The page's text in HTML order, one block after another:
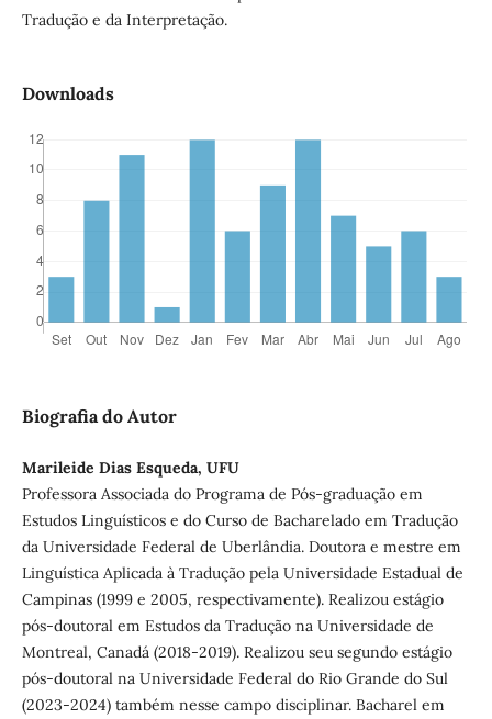
Tradução e da Interpretação.
Downloads
Biografia do Autor
Marileide Dias Esqueda, UFU
Professora Associada do Programa de Pós-graduação em
Estudos Linguísticos e do Curso de Bacharelado em Tradução
da Universidade Federal de Uberlândia. Doutora e mestre em
Linguística Aplicada à Tradução pela Universidade Estadual de
Campinas (1999 e 2005, respectivamente). Realizou estágio
pós-doutoral em Estudos da Tradução na Universidade de
Montreal, Canadá (2018-2019). Realizou seu segundo estágio
pós-doutoral na Universidade Federal do Rio Grande do Sul
(2023-2024) também nesse campo disciplinar. Bacharel em